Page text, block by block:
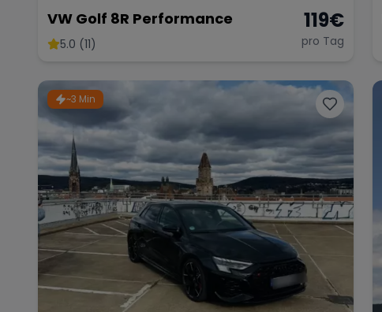
VW Golf 8R Performance
5.0 (11)
119€
pro Tag
~3 Min